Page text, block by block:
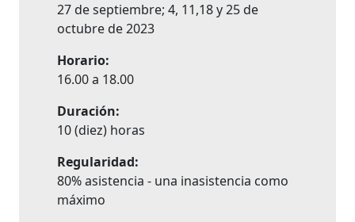
27 de septiembre; 4, 11,18 y 25 de
octubre de 2023
Horario:
16.00 a 18.00
Duración:
10 (diez) horas
Regularidad:
80% asistencia - una inasistencia como
máximo